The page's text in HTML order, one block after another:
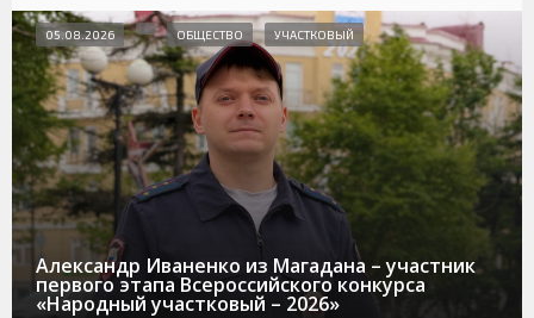
Александр Иваненко из Магадана – участник
первого этапа Всероссийского конкурса
«Народный участковый – 2026»
05.08.2026 ОБЩЕСТВО УЧАСТКОВЫЙ